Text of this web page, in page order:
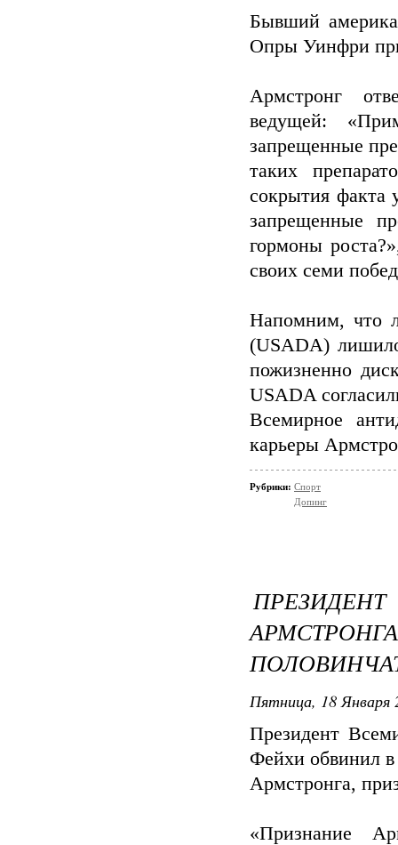
Бывший
Опры Уинфри
Армстронг
ведущей:
запрещенные
таких
сокрытия факта
запрещенные
гормоны
своих семи
Напомним, что
(USADA)
пожизненно
USADA
Всемирное
карьеры
Рубрики: Спорт
Допинг
Пятница, 18 Января
Президент
Фейхи обвинил в
Армстронга,
«Признание